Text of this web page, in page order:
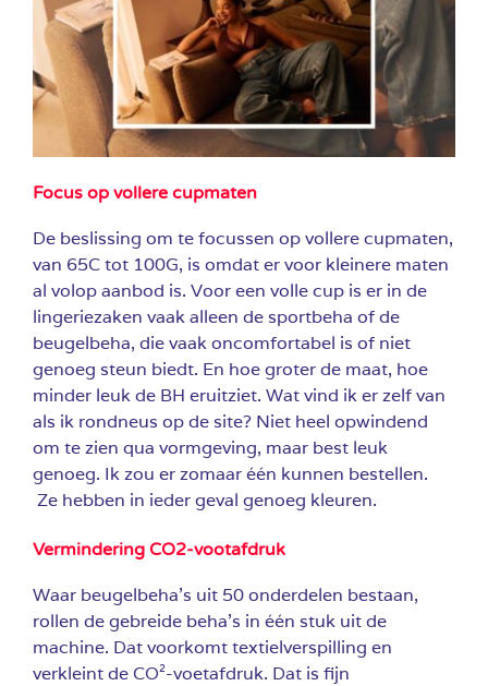
Focus op vollere cupmaten
De beslissing om te focussen op vollere cupmaten,
van 65C tot 100G, is omdat er voor kleinere maten
al volop aanbod is. Voor een volle cup is er in de
lingeriezaken vaak alleen de sportbeha of de
beugelbeha, die vaak oncomfortabel is of niet
genoeg steun biedt. En hoe groter de maat, hoe
minder leuk de BH eruitziet. Wat vind ik er zelf van
als ik rondneus op de site? Niet heel opwindend
om te zien qua vormgeving, maar best leuk
genoeg. Ik zou er zomaar één kunnen bestellen.
Ze hebben in ieder geval genoeg kleuren.
Vermindering CO2-vootafdruk
Waar beugelbeha’s uit 50 onder­delen bestaan,
rollen de gebreide beha’s in één stuk uit de
machine. Dat voorkomt textielverspilling en
verkleint de CO²-­voetafdruk. Dat is fijn